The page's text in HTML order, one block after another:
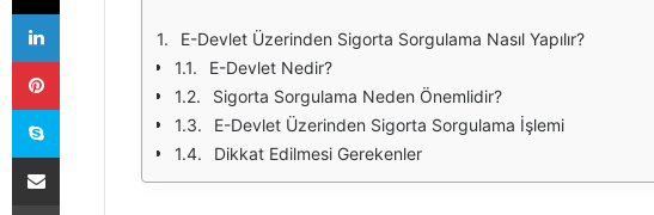
E-Devlet Üzerinden Sigorta Sorgulama Nasıl Yapılır?
E-Devlet Nedir?
Sigorta Sorgulama Neden Önemlidir?
E-Devlet Üzerinden Sigorta Sorgulama İşlemi
Dikkat Edilmesi Gerekenler
LinkedIn
Pinterest
Skype
E-Posta ile paylaş